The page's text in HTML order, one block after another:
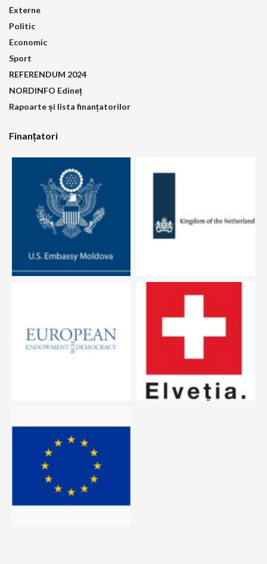
Externe
Politic
Economic
Sport
REFERENDUM 2024
NORDINFO Edineț
Rapoarte și lista finanțatorilor
Finanțatori